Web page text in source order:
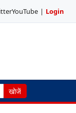
YouTube | Login
खोजें